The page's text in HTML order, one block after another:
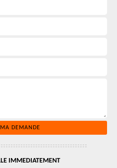
IMMEDIATEMENT